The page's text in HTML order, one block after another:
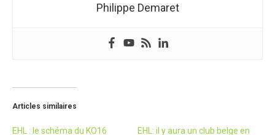
Philippe Demaret
Articles similaires
EHL : le schéma du KO16 EHL: il y aura un club belge en